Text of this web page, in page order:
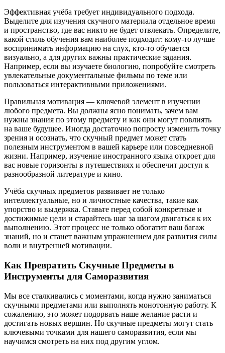
Эффективная учёба требует индивидуального подхода.
Выделите для изучения скучного материала отдельное время
и пространство, где вас никто не будет отвлекать. Определите,
какой стиль обучения вам наиболее подходит: кому-то лучше
воспринимать информацию на слух, кто-то обучается
визуально, а для других важны практические задания.
Например, если вы изучаете биологию, попробуйте смотреть
увлекательные документальные фильмы по теме или
пользоваться интерактивными приложениями.
Правильная мотивация — ключевой элемент в изучении
любого предмета. Вы должны ясно понимать, зачем вам
нужны знания по этому предмету и как они могут повлиять
на ваше будущее. Иногда достаточно попросту изменить точку
зрения и осознать, что скучный предмет может стать
полезным инструментом в вашей карьере или повседневной
жизни. Например, изучение иностранного языка откроет для
вас новые горизонты в путешествиях и обеспечит доступ к
разнообразной литературе и кино.
Учёба скучных предметов развивает не только
интеллектуальные, но и личностные качества, такие как
упорство и выдержка. Ставьте перед собой конкретные и
достижимые цели и старайтесь шаг за шагом двигаться к их
выполнению. Этот процесс не только обогатит ваш багаж
знаний, но и станет важным упражнением для развития силы
воли и внутренней мотивации.
Как Превратить Скучные Предметы в
Инструменты для Саморазвития
Мы все сталкивались с моментами, когда нужно заниматься
скучными предметами или выполнять монотонную работу. К
сожалению, это может подорвать наше желание расти и
достигать новых вершин. Но скучные предметы могут стать
ключевыми точками для нашего саморазвития, если мы
научимся смотреть на них под другим углом.